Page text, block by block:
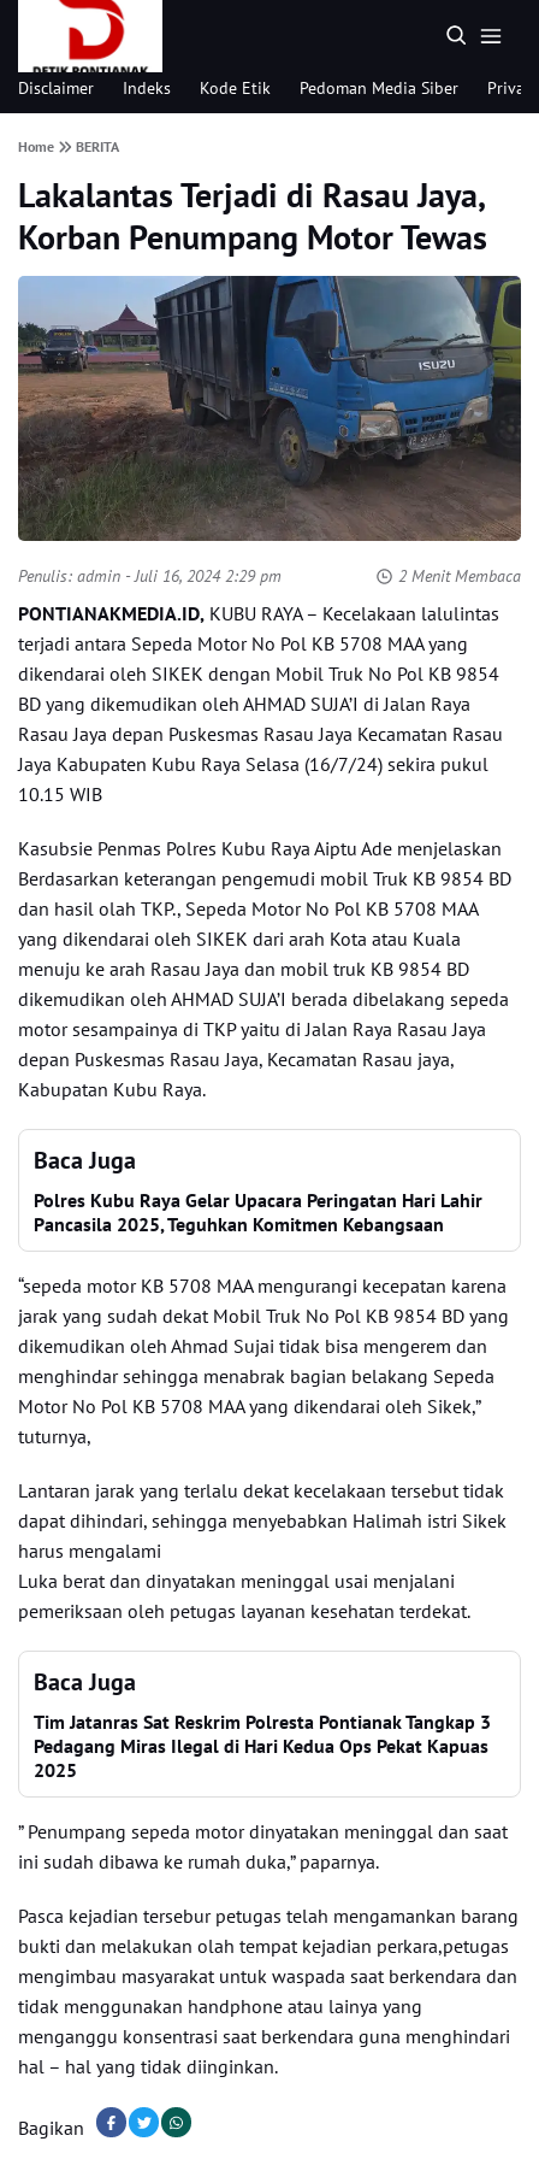
Disclaimer Indeks Kode Etik Pedoman Media Siber
Home BERITA
Lakalantas Terjadi di Rasau Jaya,
Korban Penumpang Motor Tewas
Penulis: admin - Juli 16, 2024 2:29 pm 2 Menit Membaca
PONTIANAKMEDIA.ID, KUBU RAYA – Kecelakaan lalulintas
terjadi antara Sepeda Motor No Pol KB 5708 MAA yang
dikendarai oleh SIKEK dengan Mobil Truk No Pol KB 9854
BD yang dikemudikan oleh AHMAD SUJA’I di Jalan Raya
Rasau Jaya depan Puskesmas Rasau Jaya Kecamatan Rasau
Jaya Kabupaten Kubu Raya Selasa (16/7/24) sekira pukul
10.15 WIB
Kasubsie Penmas Polres Kubu Raya Aiptu Ade menjelaskan
Berdasarkan keterangan pengemudi mobil Truk KB 9854 BD
dan hasil olah TKP., Sepeda Motor No Pol KB 5708 MAA
yang dikendarai oleh SIKEK dari arah Kota atau Kuala
menuju ke arah Rasau Jaya dan mobil truk KB 9854 BD
dikemudikan oleh AHMAD SUJA’I berada dibelakang sepeda
motor sesampainya di TKP yaitu di Jalan Raya Rasau Jaya
depan Puskesmas Rasau Jaya, Kecamatan Rasau jaya,
Kabupatan Kubu Raya.
Baca Juga
Polres Kubu Raya Gelar Upacara Peringatan Hari Lahir
Pancasila 2025, Teguhkan Komitmen Kebangsaan
“sepeda motor KB 5708 MAA mengurangi kecepatan karena
jarak yang sudah dekat Mobil Truk No Pol KB 9854 BD yang
dikemudikan oleh Ahmad Sujai tidak bisa mengerem dan
menghindar sehingga menabrak bagian belakang Sepeda
Motor No Pol KB 5708 MAA yang dikendarai oleh Sikek,”
tuturnya,
Lantaran jarak yang terlalu dekat kecelakaan tersebut tidak
dapat dihindari, sehingga menyebabkan Halimah istri Sikek
harus mengalami
Luka berat dan dinyatakan meninggal usai menjalani
pemeriksaan oleh petugas layanan kesehatan terdekat.
Baca Juga
Tim Jatanras Sat Reskrim Polresta Pontianak Tangkap 3
Pedagang Miras Ilegal di Hari Kedua Ops Pekat Kapuas
2025
” Penumpang sepeda motor dinyatakan meninggal dan saat
ini sudah dibawa ke rumah duka,” paparnya.
Pasca kejadian tersebur petugas telah mengamankan barang
bukti dan melakukan olah tempat kejadian perkara,petugas
mengimbau masyarakat untuk waspada saat berkendara dan
tidak menggunakan handphone atau lainya yang
menganggu konsentrasi saat berkendara guna menghindari
hal – hal yang tidak diinginkan.
Bagikan